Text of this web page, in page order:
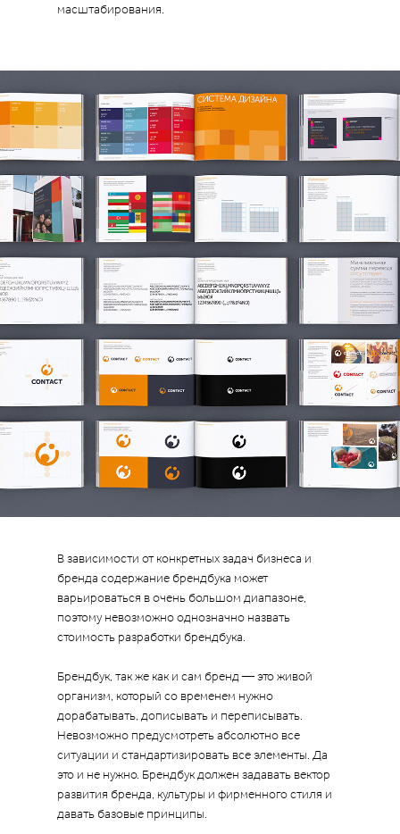
масштабирования.
В зависимости от конкретных задач бизнеса и
бренда содержание брендбука может
варьироваться в очень большом диапазоне,
поэтому невозможно однозначно назвать
стоимость разработки брендбука.
Брендбук, так же как и сам бренд — это живой
организм, который со временем нужно
дорабатывать, дописывать и переписывать.
Невозможно предусмотреть абсолютно все
ситуации и стандартизировать все элементы. Да
это и не нужно. Брендбук должен задавать вектор
развития бренда, культуры и фирменного стиля и
давать базовые принципы.